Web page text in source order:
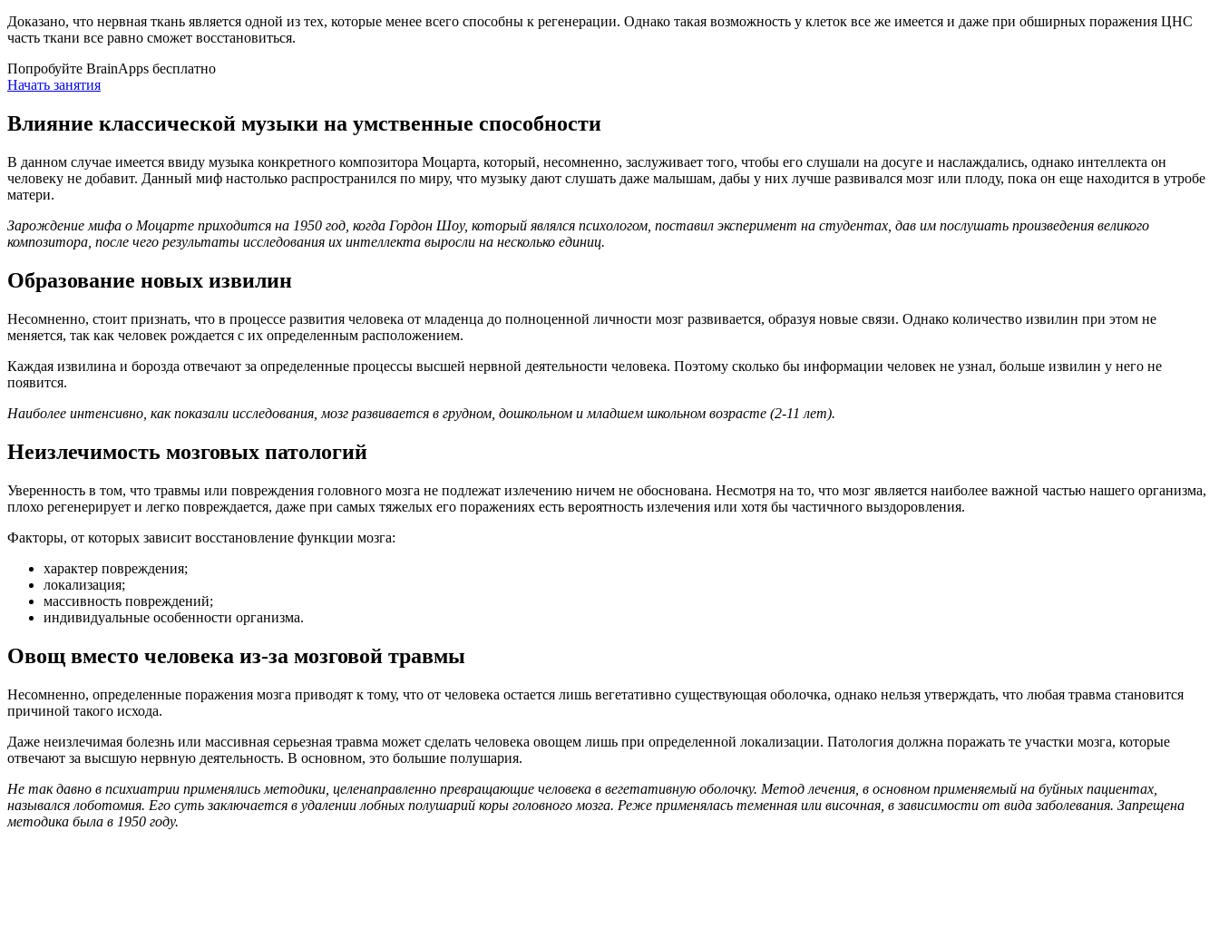
Доказано, что нервная ткань является одной из тех, которые менее всего способны к регенерации. Однако такая возможность у клеток все же имеется и даже при обширных поражения ЦНС
часть ткани все равно сможет восстановиться.
Попробуйте BrainApps бесплатно
Начать занятия
Влияние классической музыки на умственные способности
В данном случае имеется ввиду музыка конкретного композитора Моцарта, который, несомненно, заслуживает того, чтобы его слушали на досуге и наслаждались, однако интеллекта он
человеку не добавит. Данный миф настолько распространился по миру, что музыку дают слушать даже малышам, дабы у них лучше развивался мозг или плоду, пока он еще находится в утробе
матери.
Зарождение мифа о Моцарте приходится на 1950 год, когда Гордон Шоу, который являлся психологом, поставил эксперимент на студентах, дав им послушать произведения великого
композитора, после чего результаты исследования их интеллекта выросли на несколько единиц.
Образование новых извилин
Несомненно, стоит признать, что в процессе развития человека от младенца до полноценной личности мозг развивается, образуя новые связи. Однако количество извилин при этом не
меняется, так как человек рождается с их определенным расположением.
Каждая извилина и борозда отвечают за определенные процессы высшей нервной деятельности человека. Поэтому сколько бы информации человек не узнал, больше извилин у него не
появится.
Наиболее интенсивно, как показали исследования, мозг развивается в грудном, дошкольном и младшем школьном возрасте (2-11 лет).
Неизлечимость мозговых патологий
Уверенность в том, что травмы или повреждения головного мозга не подлежат излечению ничем не обоснована. Несмотря на то, что мозг является наиболее важной частью нашего организма,
плохо регенерирует и легко повреждается, даже при самых тяжелых его поражениях есть вероятность излечения или хотя бы частичного выздоровления.
Факторы, от которых зависит восстановление функции мозга:
характер повреждения;
локализация;
массивность повреждений;
индивидуальные особенности организма.
Овощ вместо человека из-за мозговой травмы
Несомненно, определенные поражения мозга приводят к тому, что от человека остается лишь вегетативно существующая оболочка, однако нельзя утверждать, что любая травма становится
причиной такого исхода.
Даже неизлечимая болезнь или массивная серьезная травма может сделать человека овощем лишь при определенной локализации. Патология должна поражать те участки мозга, которые
отвечают за высшую нервную деятельность. В основном, это большие полушария.
Не так давно в психиатрии применялись методики, целенаправленно превращающие человека в вегетативную оболочку. Метод лечения, в основном применяемый на буйных пациентах,
назывался лоботомия. Его суть заключается в удалении лобных полушарий коры головного мозга. Реже применялась теменная или височная, в зависимости от вида заболевания. Запрещена
методика была в 1950 году.